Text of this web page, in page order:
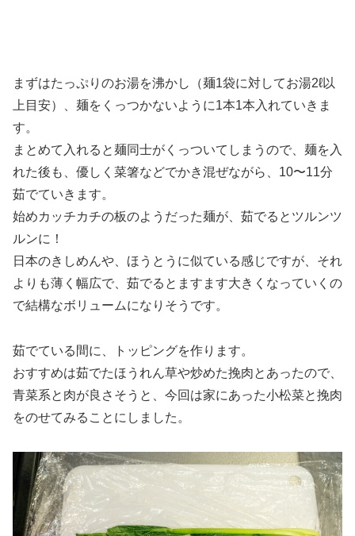
まずはたっぷりのお湯を沸かし（麺1袋に対してお湯2ℓ以
上目安）、麺をくっつかないように1本1本入れていきま
す。
まとめて入れると麺同士がくっついてしまうので、麺を入
れた後も、優しく菜箸などでかき混ぜながら、10〜11分
茹でていきます。
始めカッチカチの板のようだった麺が、茹でるとツルンツ
ルンに！
日本のきしめんや、ほうとうに似ている感じですが、それ
よりも薄く幅広で、茹でるとますます大きくなっていくの
で結構なボリュームになりそうです。
茹でている間に、トッピングを作ります。
おすすめは茹でたほうれん草や炒めた挽肉とあったので、
青菜系と肉が良さそうと、今回は家にあった小松菜と挽肉
をのせてみることにしました。